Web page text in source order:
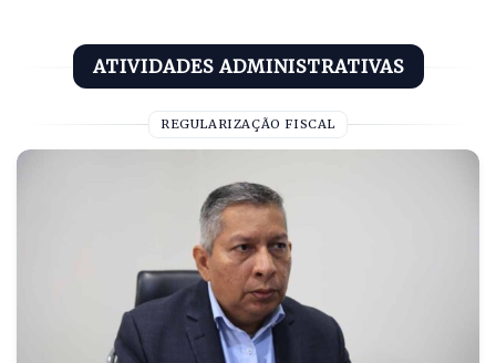
ATIVIDADES ADMINISTRATIVAS
REGULARIZAÇÃO FISCAL